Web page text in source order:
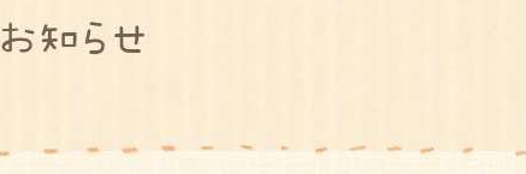
お知らせ